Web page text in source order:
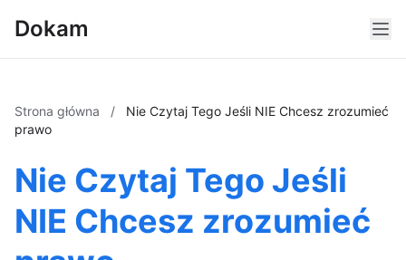
Dokam
Strona główna /
Nie Czytaj Tego Jeśli NIE Chcesz zrozumieć
prawo
Nie Czytaj Tego Jeśli
NIE Chcesz zrozumieć